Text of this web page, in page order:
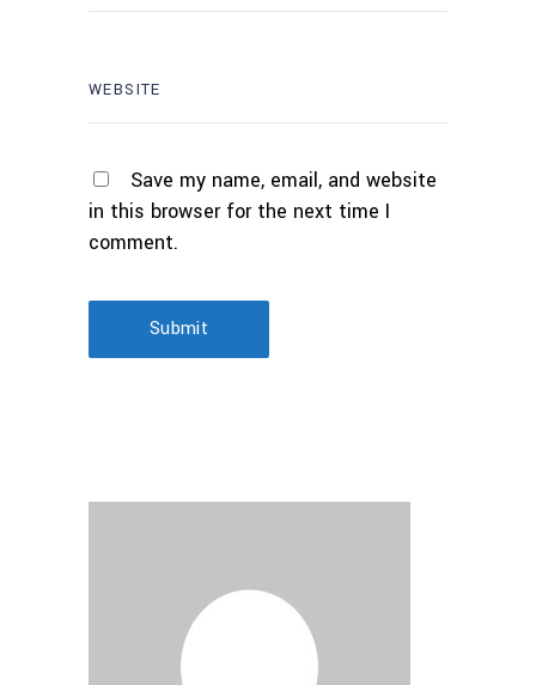
Save my name, email, and website
in this browser for the next time I
comment.
Submit